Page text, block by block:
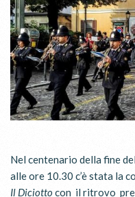
Nel centenario della fine
alle ore 10.30 c’è stata la
Il Diciotto con il ritrovo